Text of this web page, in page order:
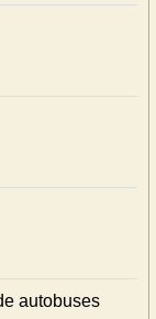
autobuses